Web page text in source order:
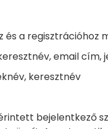
a regisztrációhoz
email cím,
keresztnév
bejelentkező